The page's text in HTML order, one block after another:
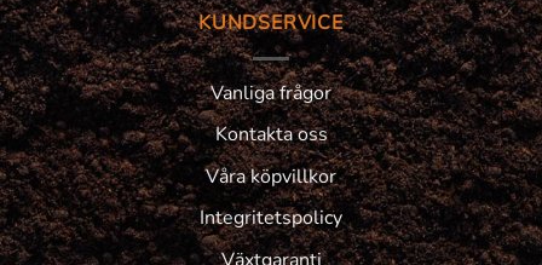
KUNDSERVICE
Vanliga frågor
Kontakta oss
Våra köpvillkor
Integritetspolicy